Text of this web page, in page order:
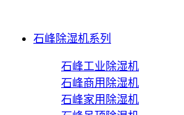
石峰除湿机系列
石峰工业除湿机
石峰商用除湿机
石峰家用除湿机